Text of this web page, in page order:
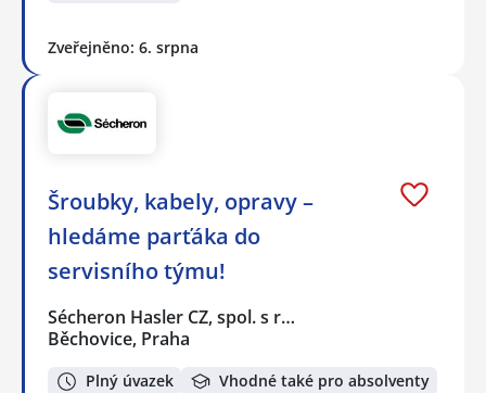
Zveřejněno: 6. srpna
Šroubky, kabely, opravy –
hledáme parťáka do
servisního týmu!
Sécheron Hasler CZ, spol. s r…
Běchovice, Praha
Plný úvazek Vhodné také pro absolventy